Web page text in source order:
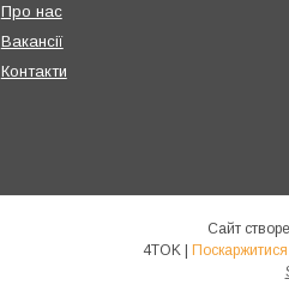
Про нас
Вакансії
Контакти
Сайт
4TOK |